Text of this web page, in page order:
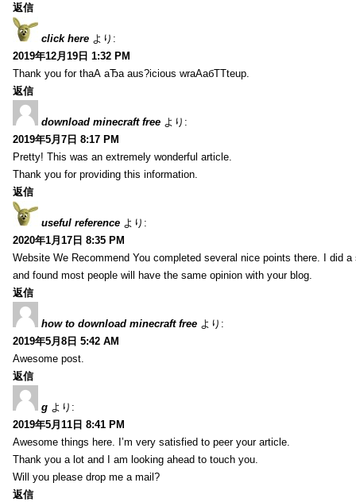
返信
click here より:
2019年12月19日 1:32 PM
Thank you for thаА аЂа aus?icious wrаАабТТteup.
返信
download minecraft free より:
2019年5月7日 8:17 PM
Pretty! This was an extremely wonderful article.
Thank you for providing this information.
返信
useful reference より:
2020年1月17日 8:35 PM
Website We Recommend You completed several nice points there. I did
and found most people will have the same opinion with your blog.
返信
how to download minecraft free より:
2019年5月8日 5:42 AM
Awesome post.
返信
g より:
2019年5月11日 8:41 PM
Awesome things here. I’m very satisfied to peer your article.
Thank you a lot and I am looking ahead to touch you.
Will you please drop me a mail?
返信